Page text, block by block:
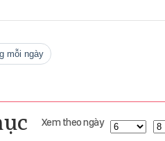
mỗi ngày
Xem theo ngày